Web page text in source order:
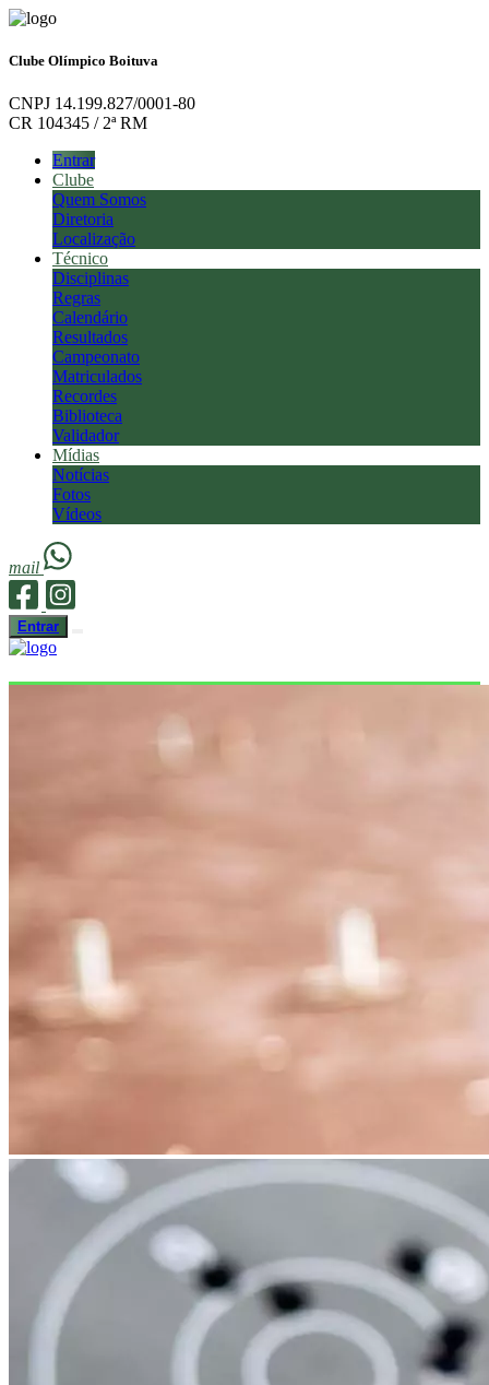
Clube Olímpico Boituva
CNPJ 14.199.827/0001-80
CR 104345 / 2ª RM
Entrar
Clube
Quem Somos
Diretoria
Localização
Técnico
Disciplinas
Regras
Calendário
Resultados
Campeonato
Matriculados
Recordes
Biblioteca
Validador
Mídias
Notícias
Fotos
Vídeos
mail
Entrar